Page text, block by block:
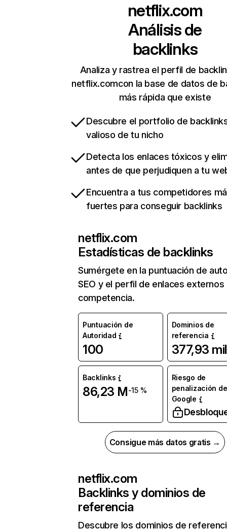
netflix.com
Análisis de
backlinks
Analiza y rastrea el perfil de
netflix.comcon la base de datos de
más rápida que existe
Descubre el portfolio de
valioso de tu nicho
Detecta los enlaces tóxicos y
antes de que perjudiquen a tu
Encuentra a tus competidores
fuertes para conseguir backlinks
netflix.com
Estadísticas de backlinks
Sumérgete en la puntuación de
SEO y el perfil de enlaces externos
competencia.
Puntuación de
Autoridad
100
Dominios de
referencia
377,93 mil
Backlinks
86,23 M-15 %
Riesgo de
penalización de
Google
Consigue más datos gratis →
netflix.com
Backlinks y dominios de
referencia
Descubre los dominios de